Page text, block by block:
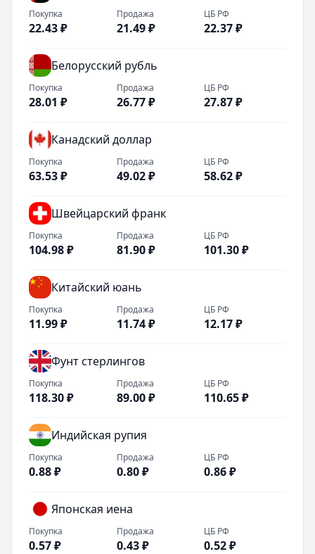
Покупка
22.43₽
Продажа
21.49₽
ЦБ РФ
22.37₽
Белорусский рубль
Покупка
28.01 ₽
Продажа
26.77₽
ЦБ РФ
27.87₽
Канадский доллар
Покупка
63.53₽
Продажа
49.02₽
ЦБ РФ
58.62₽
Швейцарский франк
Покупка
104.98₽
Продажа
81.90₽
ЦБ РФ
101.30₽
Китайский юань
Покупка
11.99₽
Продажа
11.74₽
ЦБ РФ
12.17₽
Фунт стерлингов
Покупка
118.30₽
Продажа
89.00₽
ЦБ РФ
110.65₽
Индийская рупия
Покупка
0.88₽
Продажа
0.80₽
ЦБ РФ
0.86₽
Японская иена
Покупка
0.57₽
Продажа
0.43₽
ЦБ РФ
0.52₽